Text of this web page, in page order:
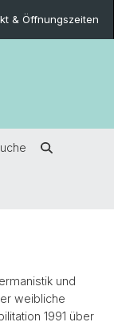
& Öffnungszeiten
und
weibliche
1991 über